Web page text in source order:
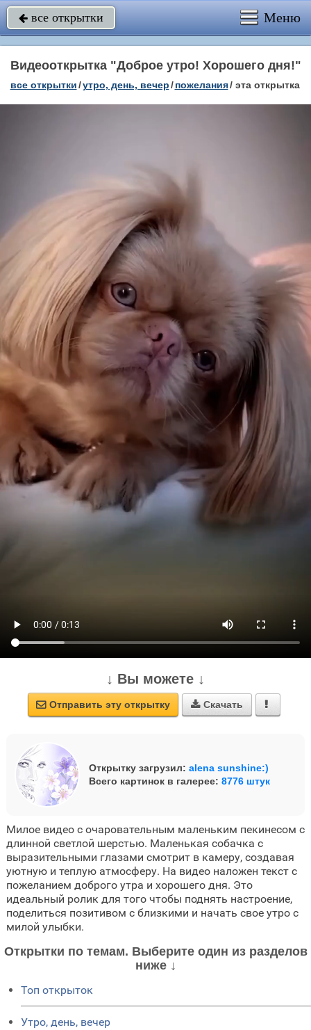
 все открытки Меню
Видеооткрытка "Доброе утро! Хорошего дня!"
все открытки/утро, день, вечер/ пожелания/ эта открытка
↓ Вы можете ↓
 Отправить эту открытку  Скачать 
Открытку загрузил: alena sunshine:)
Всего картинок в галерее: 8776 штук
Милое видео с очаровательным маленьким пекинесом с
длинной светлой шерстью. Маленькая собачка с
выразительными глазами смотрит в камеру, создавая
уютную и теплую атмосферу. На видео наложен текст с
пожеланием доброго утра и хорошего дня. Это
идеальный ролик для того чтобы поднять настроение,
поделиться позитивом с близкими и начать свое утро с
милой улыбки.
Открытки по темам. Выберите один из разделов
ниже ↓
Топ открыток
Утро, день, вечер